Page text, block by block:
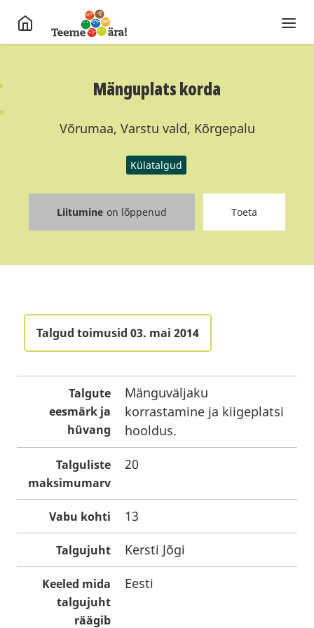
Mänguplats korda
Võrumaa, Varstu vald, Kõrgepalu
Külatalgud
Liitumine on lõppenud Toeta
Talgud toimusid 03. mai 2014
Talgute
eesmärk ja
hüvang
Mänguväljaku
korrastamine ja kiigeplatsi
hooldus.
Talguliste
maksimumarv
20
Vabu kohti 13
Talgujuht Kersti Jõgi
Keeled mida
talgujuht
räägib
Eesti